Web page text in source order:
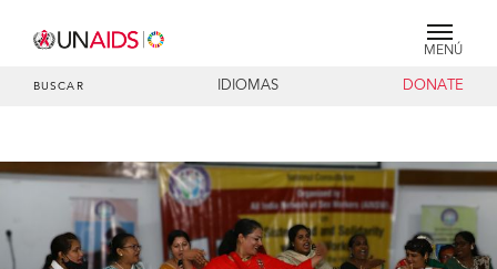
MENÚ
BUSCAR IDIOMAS DONATE